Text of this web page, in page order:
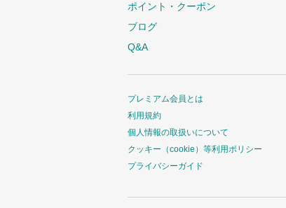
ポイント・クーポン
ブログ
Q&A
プレミアム会員とは
利用規約
個人情報の取扱いについて
クッキー（cookie）等利用ポリシー
プライバシーガイド